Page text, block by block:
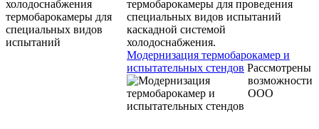
термобарокамеры для проведения
специальных видов испытаний
каскадной системой
холодоснабжения.
Модернизация термобарокамер и
испытательных стендов Рассмотрены
возможности
ООО